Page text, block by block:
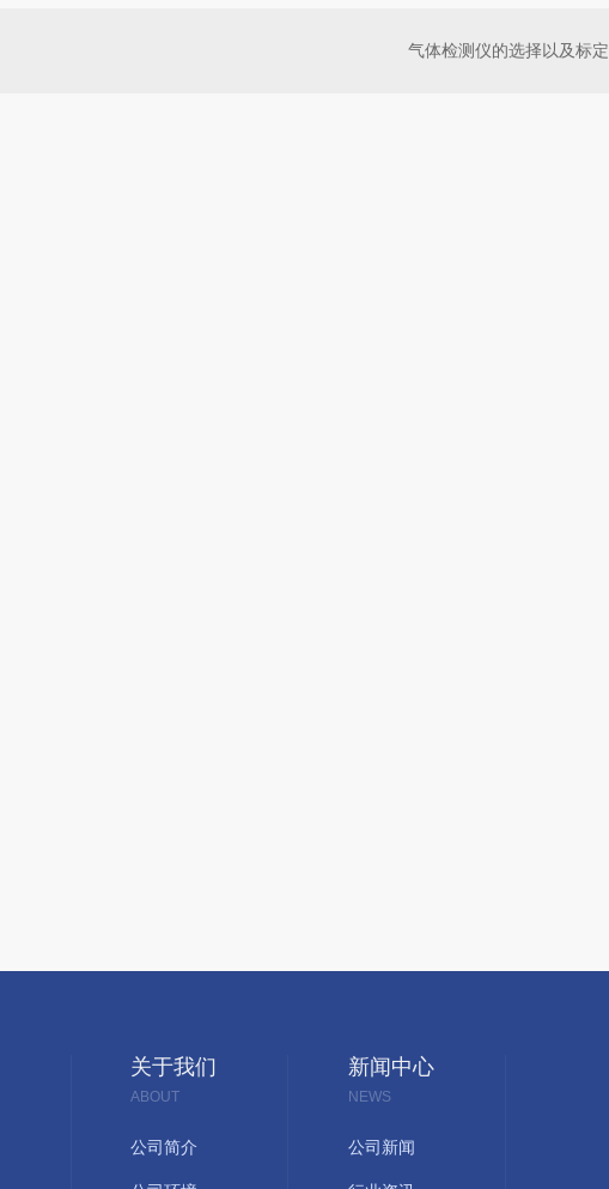
气体检测仪的选择以及标定
关于我们
ABOUT
公司简介
新闻中心
NEWS
公司新闻